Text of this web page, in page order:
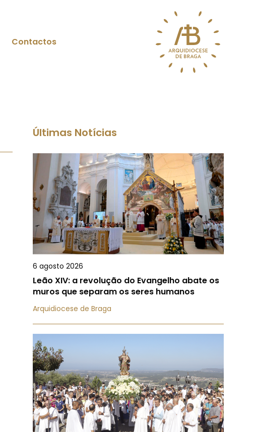
Contactos
Últimas Notícias
6 agosto 2026
Leão XIV: a revolução do Evangelho abate os
muros que separam os seres humanos
Arquidiocese de Braga